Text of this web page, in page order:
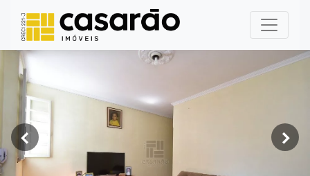
< >